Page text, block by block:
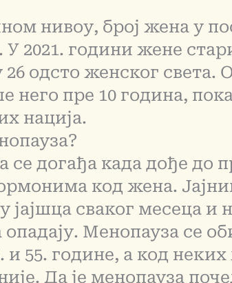
нивоу, број жена у
У 2021. години жене
одсто женског света.
него пре 10 година,
нација.
се догађа када дође до
код жена.
јајшца сваког месеца и
опадају. Менопауза се
и 55. године, а код
Да је менопауза